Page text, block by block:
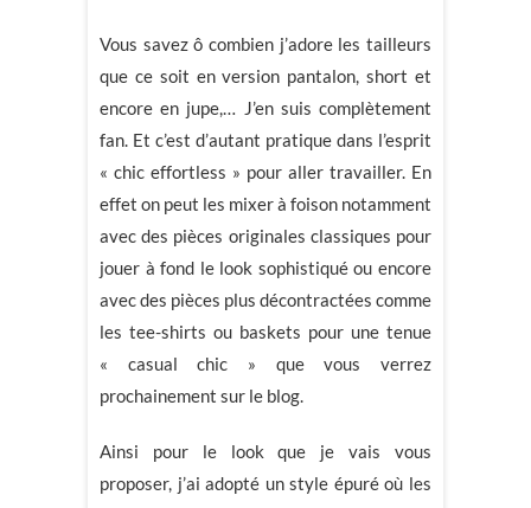
Vous savez ô combien j’adore les tailleurs
que ce soit en version pantalon, short et
encore en jupe,… J’en suis complètement
fan. Et c’est d’autant pratique dans l’esprit
« chic effortless » pour aller travailler. En
effet on peut les mixer à foison notamment
avec des pièces originales classiques pour
jouer à fond le look sophistiqué ou encore
avec des pièces plus décontractées comme
les tee-shirts ou baskets pour une tenue
« casual chic » que vous verrez
prochainement sur le blog.
Ainsi pour le look que je vais vous
proposer, j’ai adopté un style épuré où les